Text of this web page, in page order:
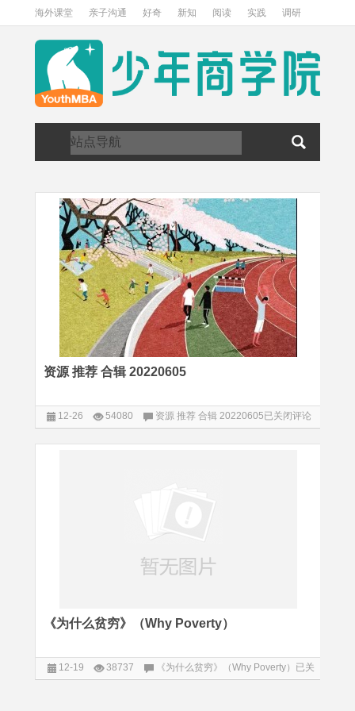
海外课堂 亲子沟通 好奇 新知 阅读 实践 调研
访谈 关于我们
资源 推荐 合辑 20220605
12-26 54080 资源 推荐 合辑 20220605已关闭评论
阅读
《为什么贫穷》（Why Poverty）
12-19 38737 《为什么贫穷》（Why Poverty）
已关